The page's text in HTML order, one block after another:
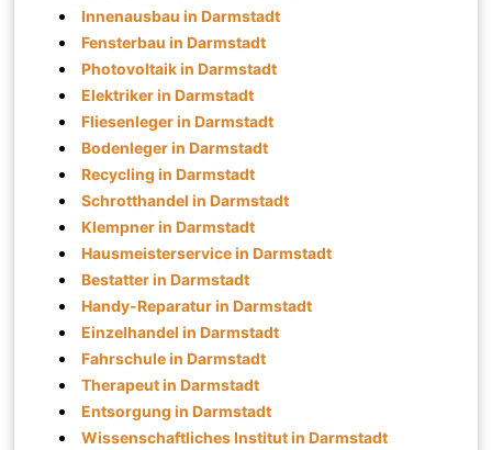
Innenausbau in Darmstadt
Fensterbau in Darmstadt
Photovoltaik in Darmstadt
Elektriker in Darmstadt
Fliesenleger in Darmstadt
Bodenleger in Darmstadt
Recycling in Darmstadt
Schrotthandel in Darmstadt
Klempner in Darmstadt
Hausmeisterservice in Darmstadt
Bestatter in Darmstadt
Handy-Reparatur in Darmstadt
Einzelhandel in Darmstadt
Fahrschule in Darmstadt
Therapeut in Darmstadt
Entsorgung in Darmstadt
Wissenschaftliches Institut in Darmstadt